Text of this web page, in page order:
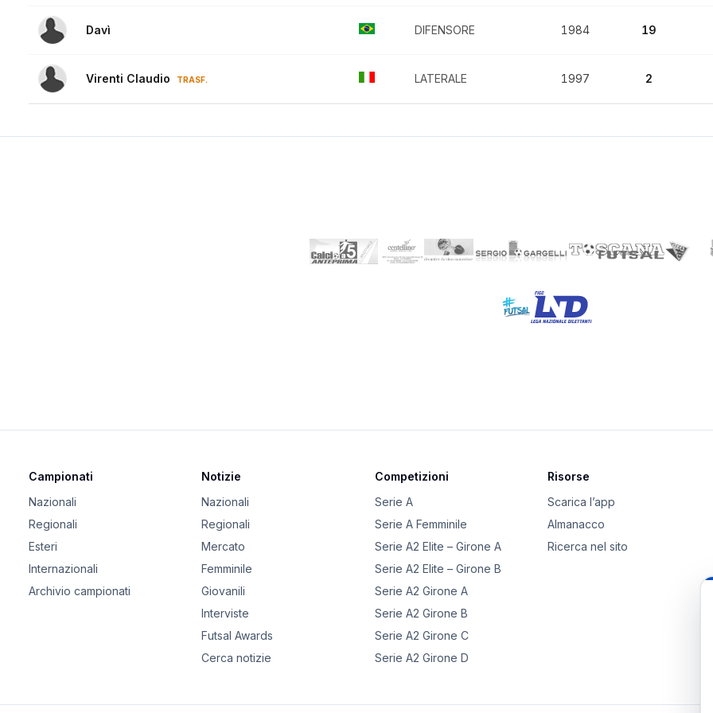
Davì DIFENSORE 1984 19
Virenti Claudio TRASF. LATERALE 1997 2
Campionati
Nazionali
Regionali
Esteri
Internazionali
Archivio campionati
Notizie
Nazionali
Regionali
Mercato
Femminile
Giovanili
Interviste
Futsal Awards
Cerca notizie
Competizioni
Serie A
Serie A Femminile
Serie A2 Elite – Girone A
Serie A2 Elite – Girone B
Serie A2 Girone A
Serie A2 Girone B
Serie A2 Girone C
Serie A2 Girone D
Risorse
Scarica l’app
Almanacco
Ricerca nel sito